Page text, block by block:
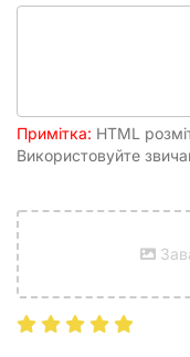
Ілюстратор
Jiahui
Jacob
Примітка: HTML
Використовуйте